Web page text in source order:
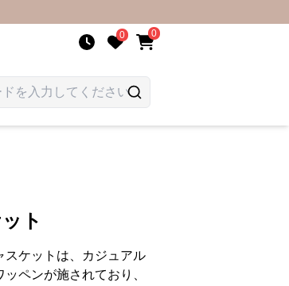
0 0
ト
スケットは、カジュアル
ペンが施されており、